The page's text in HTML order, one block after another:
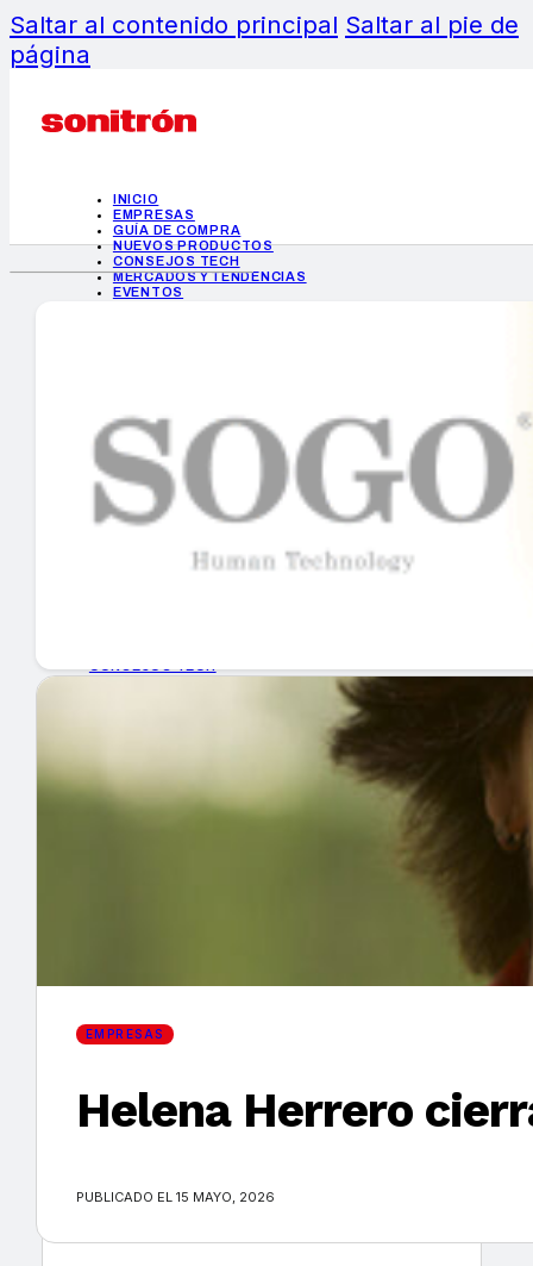
Saltar al contenido principal Saltar al pie de
página
INICIO
EMPRESAS
GUÍA DE COMPRA
NUEVOS PRODUCTOS
CONSEJOS TECH
MERCADOS Y TENDENCIAS
EVENTOS
INICIO
EMPRESAS
GUÍA DE COMPRA
Encuentra tu noticia
EMPRESAS
Helena Herrero
PUBLICADO EL 15 MAYO, 2026